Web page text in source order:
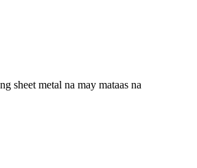
sheet metal na may mataas na